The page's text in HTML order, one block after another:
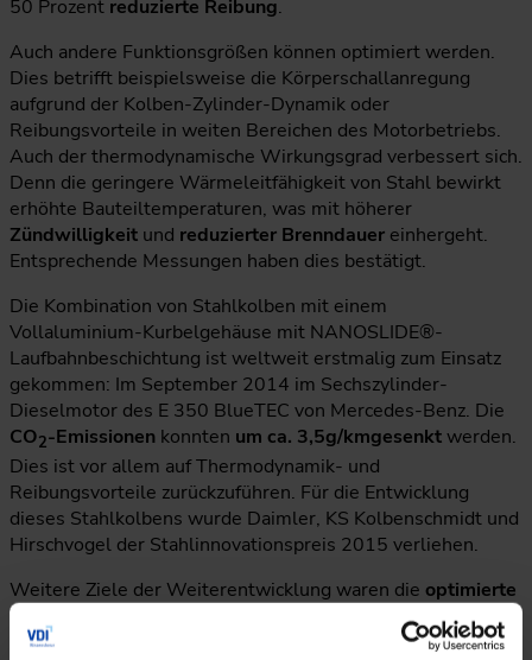
50 Prozent reduzierte Reibung.
Auch andere Funktionsgrößen können optimiert werden.
Dies betrifft beispielsweise die Körperschallanregung
aufgrund der Kolben-Zylinder-Dynamik oder
Reibungsvorteile in weiten Bereichen des Motorbetriebs.
Auch der thermodynamische Wirkungsgrad verbessert sich.
Denn die geringere Wärmeleitfähigkeit von Stahl bewirkt
erhöhte Bauteiltemperaturen, was mit höherer
Zündwilligkeit und reduzierter Brenndauer einhergeht.
Entsprechende Messungen haben dies bestätigt.
Die Kombination von Stahlkolben mit einem
Vollaluminium-Kurbelgehäuse mit NANOSLIDE®-
Laufbahnbeschichtung ist weltweit erstmalig zum Einsatz
gekommen: Im September 2014 im Sechszylinder-
Dieselmotor des E 350 BlueTEC von Mercedes-Benz. Die
CO2-Emissionen konnten um ca. 3,5g/kmgesenktwerden.
Dies ist vor allem auf Thermodynamik- und
Reibungsvorteile zurückzuführen. Für die Entwicklung
dieses Stahlkolbens wurde Daimler, KS Kolbenschmidt und
Hirschvogel der Stahlinnovationspreis 2015 verliehen.
Weitere Ziele der Weiterentwicklung waren die optimierte
Verbrennung
Brennverfahren und die Auslegung für höhere spezifische